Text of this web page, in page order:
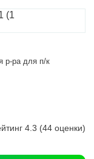
р-ра для п/к
4.3 (44 оценки)